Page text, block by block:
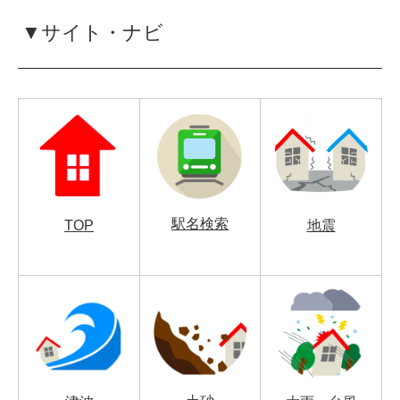
▼サイト・ナビ
TOP 駅名検索 地震